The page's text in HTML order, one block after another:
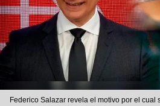
Federico Salazar revela el motivo por el cual